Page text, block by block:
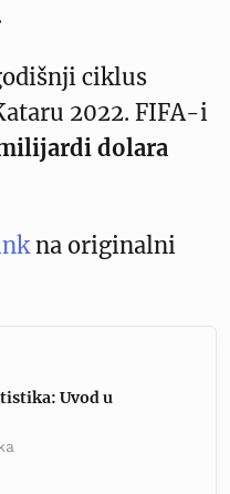
ciklus
2022. FIFA-i
dolara
na originalni
Uvod u